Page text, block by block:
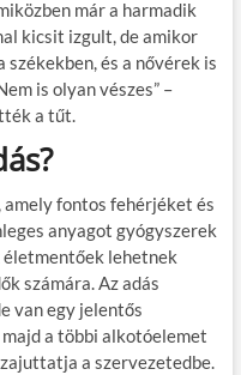
már a harmadik
kicsit izgult, de amikor
és a nővérek is
is olyan vészes” –
a tűt.
fontos fehérjéket és
anyagot gyógyszerek
lehetnek
számára. Az adás
van egy jelentős
a többi alkotóelemet
a szervezetedbe.